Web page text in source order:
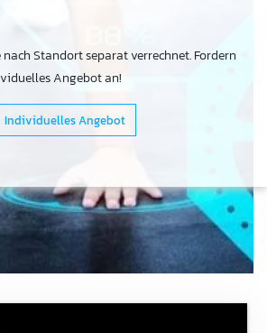
Standort separat verrechnet. Fordern
Angebot an!
Individuelles Angebot